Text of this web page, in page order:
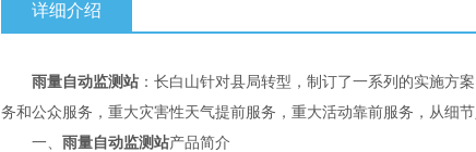
详细介绍
雨量自动监测站 ：长白山针对县局转型，制订了一系列的实施方
务和公众服务，重大灾害性天气提前服务，重大活动靠前服务，从细节
一、 雨量自动监测站产品简介